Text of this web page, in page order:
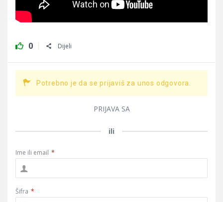
0 Dijeli
Potrebno je da se prijaviš za unos odgovora.
PRIJAVA SA
ili
Ime ili email *
Šifra *